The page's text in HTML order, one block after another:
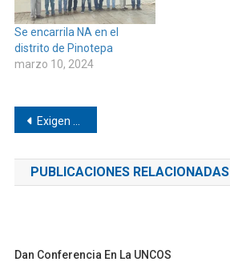
Se encarrila NA en el
distrito de Pinotepa
marzo 10, 2024
Navegación
de
entradas
Exigen que se agilicen obras de impacto ambiental para comunidad afromexicana de Oaxaca
PUBLICACIONES RELACIONADAS
Dan Conferencia En La UNCOS